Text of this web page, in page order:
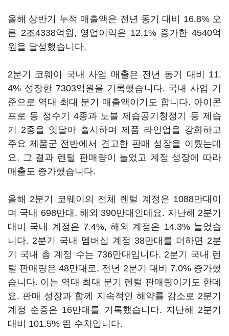
올해 상반기 누적 매출액은 전년 동기 대비 16.8% 오
른 2조4338억원, 영업이익은 12.1% 증가한 4540억
원을 달성했습니다.
2분기 코웨이 국내 사업 매출은 전년 동기 대비 11.
4% 성장한 7303억원을 기록했습니다. 국내 사업 기
준으로 역대 최대 분기 매출액이기도 합니다. 아이콘
프로 등 정수기 4종과 노블 제습공기청정기 등 제습
기 2종을 잇달아 출시하며 제품 라인업을 강화하고
주요 제품군 전반에서 견고한 판매 성장을 이뤘는데
요. 그 결과 렌털 판매량이 늘었고 계정 성장에 따라
매출도 증가했습니다.
올해 2분기 코웨이의 전체 렌털 계정은 1088만대이
며 국내 698만대, 해외 390만대인데요. 지난해 2분기
대비 국내 계정은 7.4%, 해외 계정은 14.3% 늘었습
니다. 2분기 국내 멤버십 계정 38만대를 더하면 2분
기 국내 총 계정 수는 736만대입니다. 2분기 국내 렌
털 판매량은 48만대로, 전년 2분기 대비 7.0% 증가했
습니다. 이는 역대 최대 분기 렌털 판매량이기도 한데
요. 판매 성장과 함께 지속적인 해약률 감소로 2분기
계정 순증은 16만대를 기록했습니다. 지난해 2분기
대비 101.5% 뛴 수치입니다.